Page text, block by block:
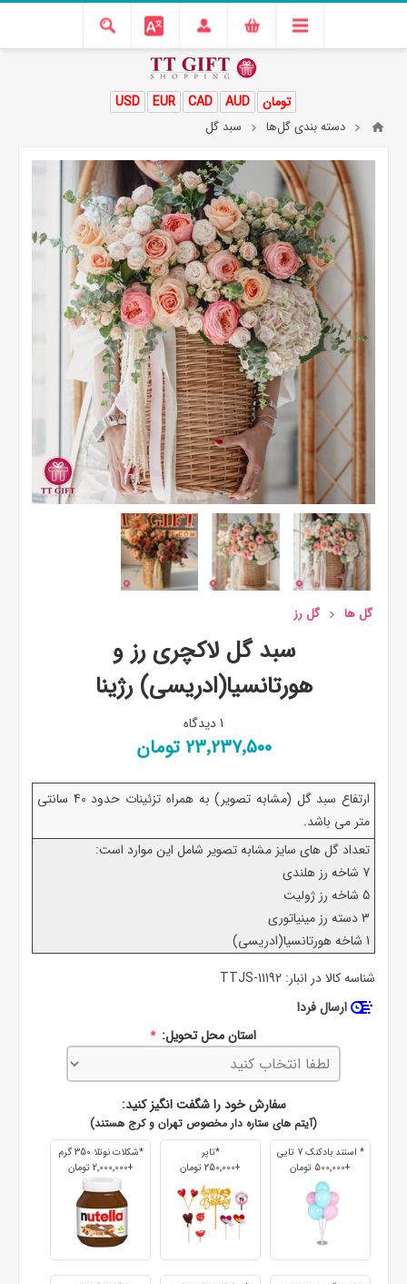
USD EUR CAD AUD تومان
دسته بندی گل‌ها سبد گل
گل ها گل رز
سبد گل لاکچری رز و
هورتانسیا(ادریسی) رژینا
1 دیدگاه
23٬237٬500 تومان
ارتفاع سبد گل (مشابه تصویر) به همراه تزئینات حدود 40 سانتی
متر می باشد.
تعداد گل های سایز مشابه تصویر شامل این موارد است:
7 شاخه رز هلندی
5 شاخه رز ژولیت
3 دسته رز مینیاتوری
1 شاخه هورتانسیا(ادریسی)
شناسه کالا در انبار: TTJS-11192
ارسال فردا
استان محل تحویل: *
سفارش خود را شگفت انگیز کنید:
(آیتم های ستاره دار مخصوص تهران و کرج هستند)
* استند بادکنک 7 تایی
+500٬000 تومان
*تاپر
+250٬000 تومان
*شکلات نوتلا 350 گرم
+2٬000٬000 تومان